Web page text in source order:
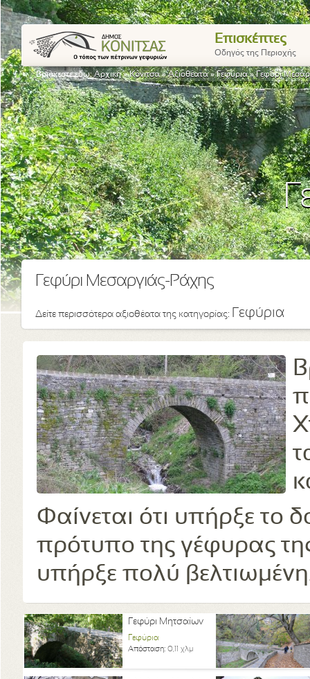
Επισκέπτες
Οδηγός της Περιοχής
Βρίσκεστε εδώ:Αρχική»Κόνιτσα»Αξιοθέατα»Γεφύρια»Γεφύρι
Γεφύρι Μεσαργιάς-Ράχης
Δείτε περισσότερα αξιοθέατα της κατηγορίας: Γεφύρια
Φαίνεται ότι υπήρξε το
πρότυπο της γέφυρας
υπήρξε πολύ
Γεφύρι Μητσαίων
Γεφύρια
Απόσταση: 0,11 χλμ